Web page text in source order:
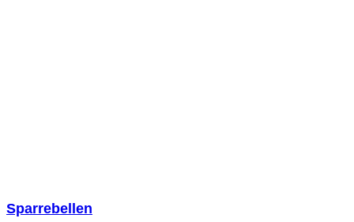
Sparrebellen